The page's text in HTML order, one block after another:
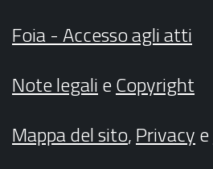
Foia - Accesso agli atti
Note legalieCopyright
Mappa del sito,Privacye